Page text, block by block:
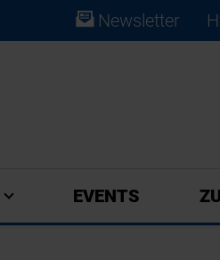
Newsletter
EVENTS